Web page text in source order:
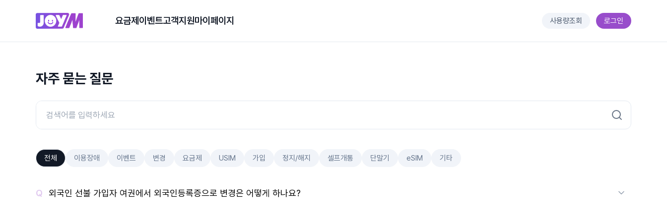
요금제 이벤트고객지원마이페이지 사용량조회 로그인
자주 묻는 질문
전체 이용장애 이벤트 변경 요금제 USIM 가입 정지/해지 셀프개통 단말기 eSIM 기타
외국인 선불 가입자 여권에서 외국인등록증으로 변경은 어떻게 하나요?